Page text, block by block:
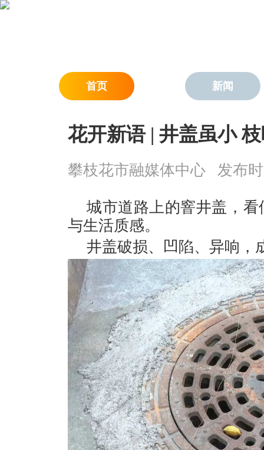
首页 新闻
花开新语 | 井盖虽小
攀枝花市融媒体中心 发布
城市道路上的窨井盖，
与生活质感。
井盖破损、凹陷、异响，